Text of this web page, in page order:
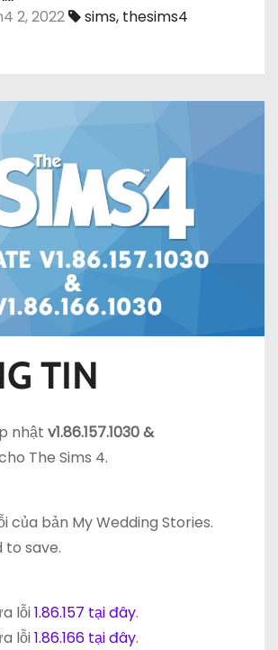
2, 2022 sims, thesims4
TIN
nhật v1.86.157.1030 &
The Sims 4.
của bản My Wedding Stories.
to save.
lỗi1.86.157 tại đây.
lỗi1.86.166 tại đây.